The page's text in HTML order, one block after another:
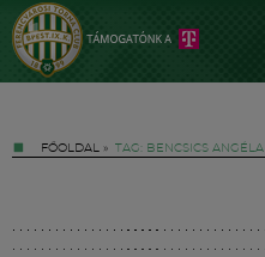
FŐOLDAL » TAG: BENCSICS ANGÉLA